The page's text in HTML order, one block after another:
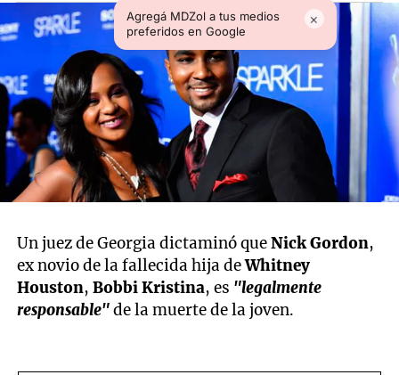
Agregá MDZol a tus medios
preferidos en Google
×
Un juez de Georgia dictaminó queNick Gordon,
ex novio de la fallecida hija deWhitney
Houston,Bobbi Kristina, es "legalmente
responsable"de la muerte de la joven.